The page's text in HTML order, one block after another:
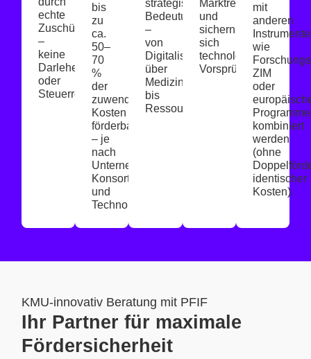
echte
Zuschüsse
–
keine
Darlehen
oder
Steuerreduzierung.
bis
zu
ca.
50–
70
%
der
zuwendungsfähigen
Kosten
förderbar
– je
nach
Unternehmensgröße,
Konsortium
und
Technologiefeld.
strategischer
Bedeutung
–
von
Digitalisierung
über
Medizintechnik
bis
Ressourceneffizienz.
Marktreife
und
sichern
sich
technologische
Vorsprünge.
mit
anderen
wie
ZIM
oder
kombiniert
werden
(ohne
identischer
Kosten).
KMU-innovativ Beratung mit PFIF
Ihr Partner für maximale
Fördersicherheit